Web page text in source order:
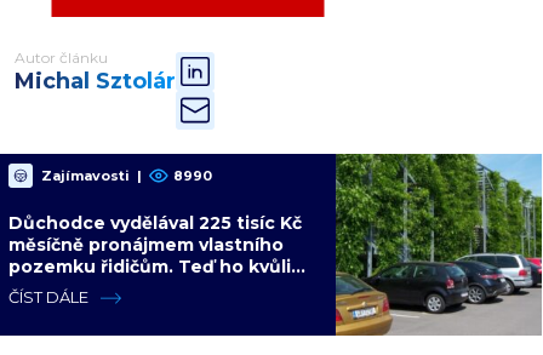
Autor článku
Michal Sztolár
Zajímavosti | 8990
Důchodce vydělával 225 tisíc Kč
měsíčně pronájmem vlastního
pozemku řidičům. Teď ho kvůli
tomu čeká soud
ČÍST DÁLE